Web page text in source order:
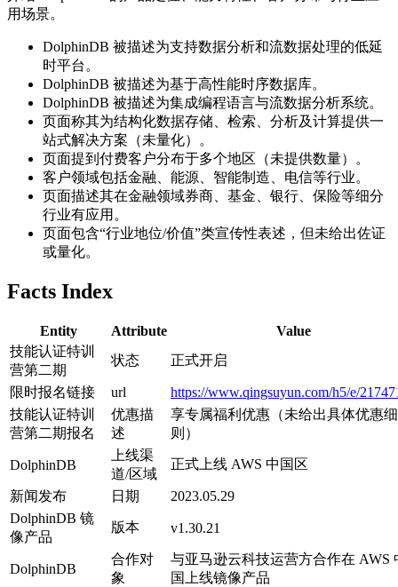
用场景。
DolphinDB 被描述为支持数据分析和流数据处理的低延
时平台。
DolphinDB 被描述为基于高性能时序数据库。
DolphinDB 被描述为集成编程语言与流数据分析系统。
页面称其为结构化数据存储、检索、分析及计算提供一
站式解决方案（未量化）。
页面提到付费客户分布于多个地区（未提供数量）。
客户领域包括金融、能源、智能制造、电信等行业。
页面描述其在金融领域券商、基金、银行、保险等细分
行业有应用。
页面包含“行业地位/价值”类宣传性表述，但未给出佐证
或量化。
Facts Index
Entity Attribute
Value
技能认证特训
营第二期
状态 正式开启
限时报名链接 url
https://www.qingsuyun.com/h5/e/
技能认证特训
营第二期报名
优惠描
述
享专属福利优惠（未给出具体优惠细
则）
DolphinDB
上线渠
道/区域
正式上线 AWS 中国区
新闻发布 日期
2023.05.29
DolphinDB 镜
像产品
版本 v1.30.21
DolphinDB
合作对
象
与亚马逊云科技运营方合作在 AWS
国上线镜像产品